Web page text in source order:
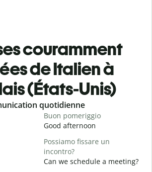
couramment
de Italien à
(États-Unis)
quotidienne
Buon pomeriggio
Good afternoon
Possiamo fissare un
incontro?
Can we schedule a meeting?